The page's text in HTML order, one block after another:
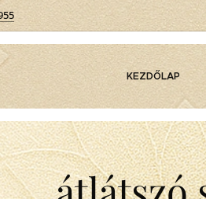
KEZDŐLAP